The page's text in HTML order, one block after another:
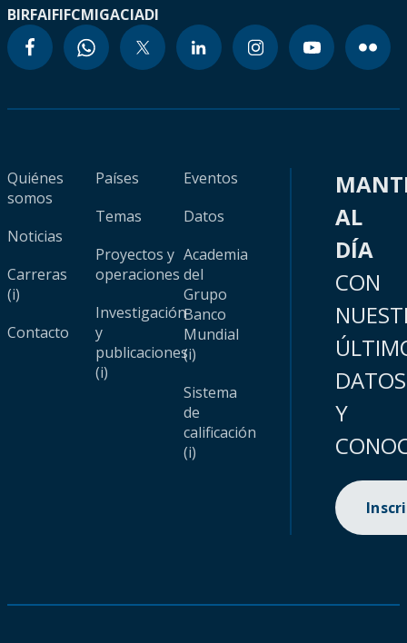
BIRFAIFIFCMIGACIADI
Quiénes
somos
Noticias
Carreras
(i)
Contacto
Países
Temas
Proyectos y
operaciones
Investigación
y
publicaciones
(i)
Eventos
Datos
Academia
del
Grupo
Banco
Mundial
(i)
Sistema
de
calificación
(i)
AL
DÍA
CON
DATOS
Y